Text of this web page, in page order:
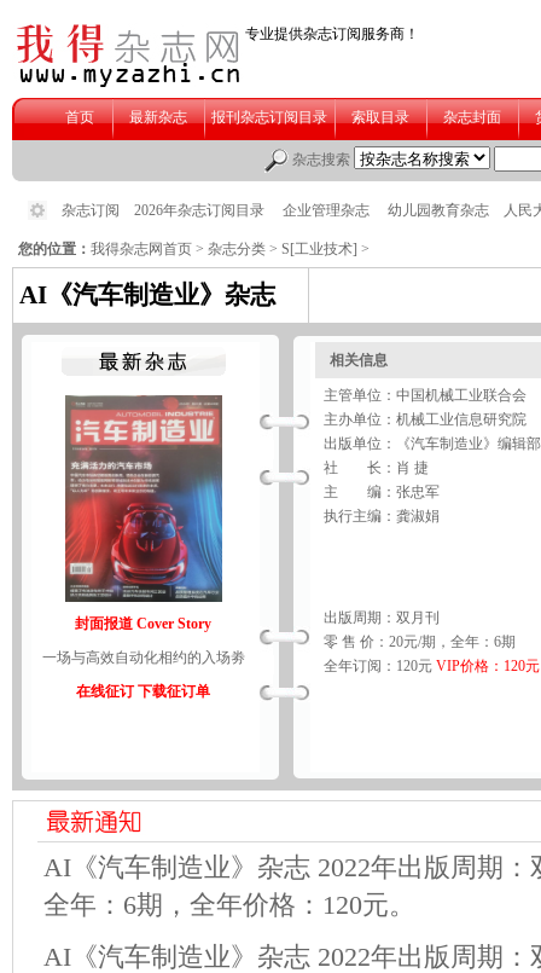
您的位置： 我得杂志网首页 > 杂志分类 > S[工业技术] >
AI《汽车制造业》杂志
封面报道 Cover Story
一场与高效自动化相约的入场劵
在线征订 下载征订单
相关信息
主管单位：中国机械工业联合会
主办单位：机械工业信息研究院
出版单位：《汽车制造业》编辑部
社 长：肖 捷
主 编：张忠军
执行主编：龚淑娟
出版周期：双月刊
零 售 价：20元/期，全年：6期
全年订阅：120元 VIP价格：120元
AI《汽车制造业》杂志 2022年出版周期
全年：6期，全年价格：120元。
AI《汽车制造业》杂志 2022年出版周期